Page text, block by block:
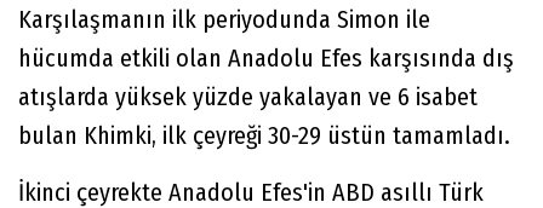
Karşılaşmanın ilk periyodunda Simon ile
hücumda etkili olan Anadolu Efes karşısında dış
atışlarda yüksek yüzde yakalayan ve 6 isabet
bulan Khimki, ilk çeyreği 30-29 üstün tamamladı.
İkinci çeyrekte Anadolu Efes'in ABD asıllı Türk